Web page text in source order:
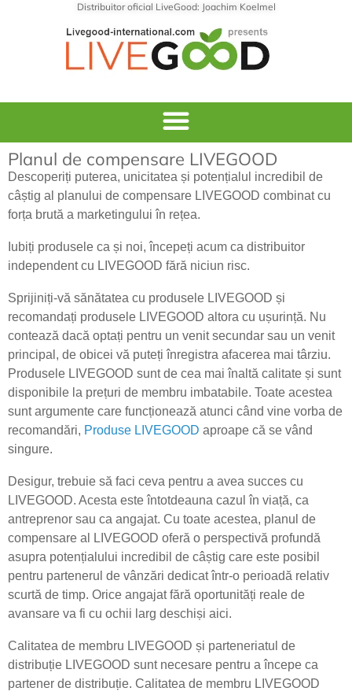
Distribuitor oficial LiveGood: Joachim Koelmel
Planul de compensare LIVEGOOD
Descoperiți puterea, unicitatea și potențialul incredibil de
câștig al planului de compensare LIVEGOOD combinat cu
forța brută a marketingului în rețea.
Iubiți produsele ca și noi, începeți acum ca distribuitor
independent cu LIVEGOOD fără niciun risc.
Sprijiniți-vă sănătatea cu produsele LIVEGOOD și
recomandați produsele LIVEGOOD altora cu ușurință. Nu
contează dacă optați pentru un venit secundar sau un venit
principal, de obicei vă puteți înregistra afacerea mai târziu.
Produsele LIVEGOOD sunt de cea mai înaltă calitate și sunt
disponibile la prețuri de membru imbatabile. Toate acestea
sunt argumente care funcționează atunci când vine vorba de
recomandări, Produse LIVEGOOD aproape că se vând
singure.
Desigur, trebuie să faci ceva pentru a avea succes cu
LIVEGOOD. Acesta este întotdeauna cazul în viață, ca
antreprenor sau ca angajat. Cu toate acestea, planul de
compensare al LIVEGOOD oferă o perspectivă profundă
asupra potențialului incredibil de câștig care este posibil
pentru partenerul de vânzări dedicat într-o perioadă relativ
scurtă de timp. Orice angajat fără oportunități reale de
avansare va fi cu ochii larg deschiși aici.
Calitatea de membru LIVEGOOD și parteneriatul de
distribuție LIVEGOOD sunt necesare pentru a începe ca
partener de distribuție. Calitatea de membru LIVEGOOD